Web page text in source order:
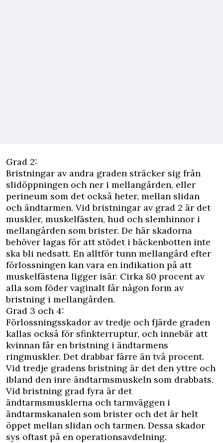
Grad 2:
Bristningar av andra graden sträcker sig från
slidöppningen och ner i mellangården, eller
perineum som det också heter, mellan slidan
och ändtarmen. Vid bristningar av grad 2 är det
muskler, muskelfästen, hud och slemhinnor i
mellangården som brister. De här skadorna
behöver lagas för att stödet i bäckenbotten inte
ska bli nedsatt. En alltför tunn mellangård efter
förlossningen kan vara en indikation på att
muskelfästena ligger isär. Cirka 80 procent av
alla som föder vaginalt får någon form av
bristning i mellangården.
Grad 3 och 4:
Förlossningsskador av tredje och fjärde graden
kallas också för sfinkterruptur, och innebär att
kvinnan får en bristning i ändtarmens
ringmuskler. Det drabbar färre än två procent.
Vid tredje gradens bristning är det den yttre och
ibland den inre ändtarmsmuskeln som drabbats.
Vid bristning grad fyra är det
ändtarmsmusklerna och tarmväggen i
ändtarmskanalen som brister och det är helt
öppet mellan slidan och tarmen. Dessa skador
sys oftast på en operationsavdelning.